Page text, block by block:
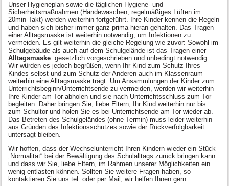
Unser Hygieneplan sowie die täglichen Hygiene- und
Sicherheitsmaßnahmen (Händewaschen, regelmäßiges Lüften im
20min-Takt) werden weiterhin fortgeführt. Ihre Kinder kennen die Regeln
und haben sich bisher immer ganz prima hieran gehalten. Das Tragen
einer Alltagsmaske ist weiterhin notwendig, um Infektionen zu
vermeiden. Es gilt weiterhin die gleiche Regelung wie zuvor: Sowohl im
Schulgebäude als auch auf dem Schulgelände ist das Tragen einer
Alltagsmaske gesetzlich vorgeschrieben und unbedingt notwendig.
Wir würden es jedoch begrüßen, wenn Ihr Kind zum Schutz Ihres
Kindes selbst und zum Schutz der Anderen auch im Klassenraum
weiterhin eine Alltagsmaske trägt. Um Ansammlungen der Kinder zum
Unterrichtsbeginn/Unterrichtsende zu vermeiden, werden wir weiterhin
Ihre Kinder am Tor abholen und sie nach Unterrichtsschluss zum Tor
begleiten. Daher bringen Sie, liebe Eltern, Ihr Kind weiterhin nur bis
zum Schultor und holen Sie es bei Unterrichtsende am Tor wieder ab.
Das Betreten des Schulgeländes (ohne Termin) muss leider weiterhin
aus Gründen des Infektionsschutzes sowie der Rückverfolgbarkeit
untersagt bleiben.
Wir hoffen, dass der Wechselunterricht Ihren Kindern wieder ein Stück
„Normalität“ bei der Bewältigung des Schulalltags zurück bringen kann
und dass wir Sie, liebe Eltern, im Rahmen unserer Möglichkeiten ein
wenig entlasten können. Sollten Sie weitere Fragen haben, so
kontaktieren Sie uns tel. oder per Mail, wir helfen Ihnen gern.